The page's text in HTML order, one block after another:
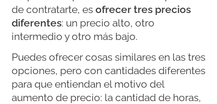
de contratarte, es ofrecer tres precios
diferentes: un precio alto, otro
intermedio y otro más bajo.
Puedes ofrecer cosas similares en las tres
opciones, pero con cantidades diferentes
para que entiendan el motivo del
aumento de precio: la cantidad de horas,